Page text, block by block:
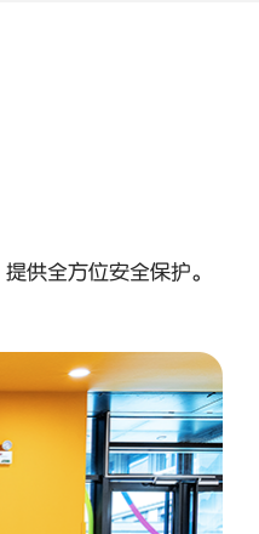
供全方位安全保护。